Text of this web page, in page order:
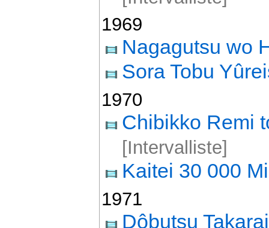
1969
Nagagutsu wo
Sora Tobu
1970
Chibikko Remi
[Intervalliste]
Kaitei 30 000
1971
Dôbutsu